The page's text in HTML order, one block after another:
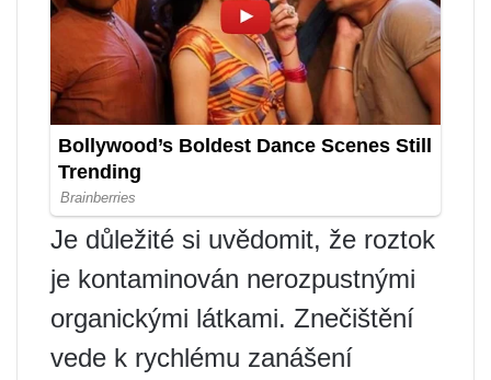
Je důležité si uvědomit, že roztok
je kontaminován nerozpustnými
organickými látkami. Znečištění
vede k rychlému zanášení